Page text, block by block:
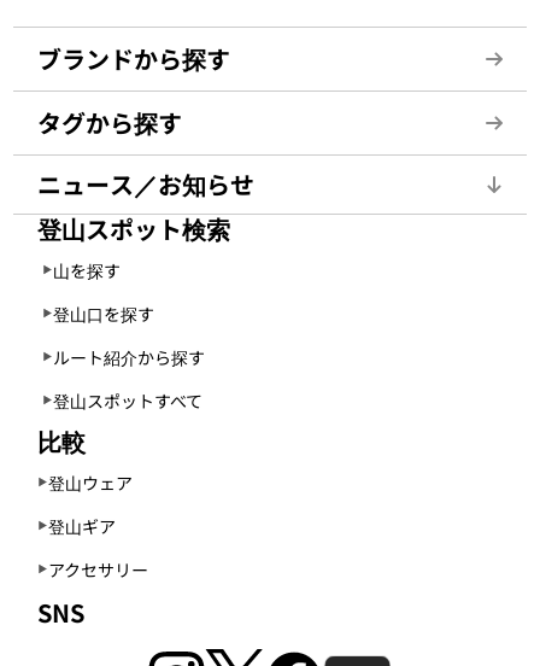
ブランドから探す
タグから探す
ニュース／お知らせ
登山スポット検索
山を探す
登山口を探す
ルート紹介から探す
登山スポットすべて
比較
登山ウェア
登山ギア
アクセサリー
SNS